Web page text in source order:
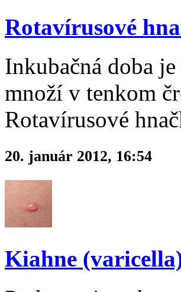
Rotavírusové
Inkubačná doba
množí v tenkom
Rotavírusové
20. január 2012, 16:54
Kiahne